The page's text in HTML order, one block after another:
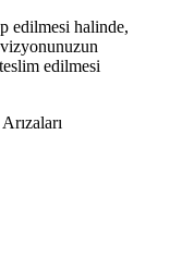
edilmesi halinde,
edilmesi